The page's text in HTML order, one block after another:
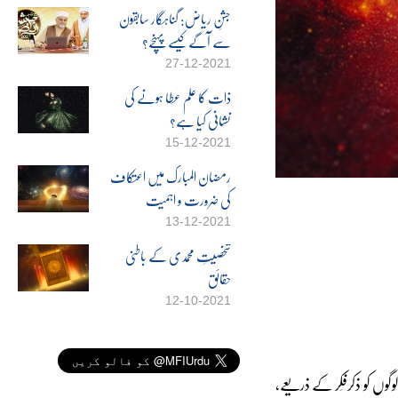
کو ذکرفِکر کے ذریعے،
جشنِ ریاض: گناہگار سابقون
سے آگے کیسے پہنچے؟
27-12-2021
ذات کا علم عطا ہونے کی
نشانی کیا ہے؟
15-12-2021
رمضان المبارک میں اعتکاف
کی ضرورت و اہمیت
13-12-2021
شخصیتِ محمدی کے باطنی
حقائق
12-10-2021